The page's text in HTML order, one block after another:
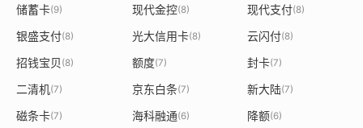
储蓄卡(9) 现代金控(8) 现代支付(8)
银盛支付(8) 光大信用卡(8) 云闪付(8)
招钱宝贝 (8) 额度(7) 封卡(7)
二清机(7) 京东白条(7) 新大陆(7)
磁条卡(7) 海科融通(6) 降额(6)